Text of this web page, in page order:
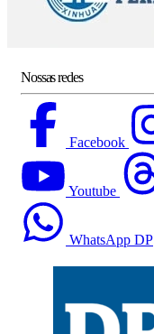
Nossas redes
Facebook
Youtube
WhatsApp DP